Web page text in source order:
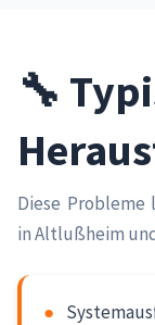
🔧
Diese
in Altlußheim
●